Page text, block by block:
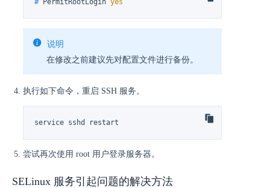
说明
在修改之前建议先对配置文件进行备份。
执行如下命令，重启 SSH 服务。
service sshd restart
尝试再次使用 root 用户登录服务器。
SELinux 服务引起问题的解决方法